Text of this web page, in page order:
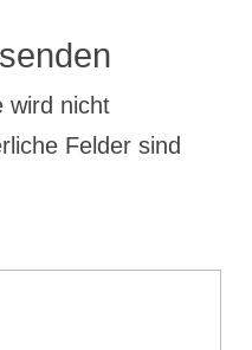
wird nicht
Felder sind